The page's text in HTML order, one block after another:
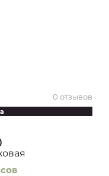
0 отзывов